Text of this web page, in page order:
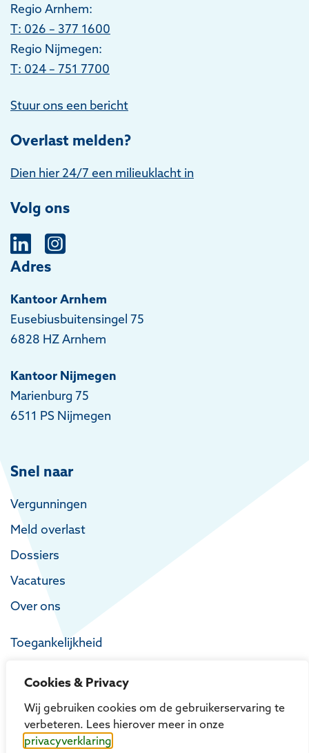
Cookies & Privacy
Wij gebruiken cookies om de gebruikerservaring te
verbeteren. Lees hierover meer in onze
privacyverklaring
Regio Arnhem:
T: 026 – 377 1600
Regio Nijmegen:
T: 024 – 751 7700
Stuur ons een bericht
Overlast melden?
Dien hier 24/7 een milieuklacht in
Volg ons
Adres
Kantoor Arnhem
Eusebiusbuitensingel 75
6828 HZ Arnhem
Kantoor Nijmegen
Marienburg 75
6511 PS Nijmegen
Snel naar
Vergunningen
Meld overlast
Dossiers
Vacatures
Over ons
Toegankelijkheid